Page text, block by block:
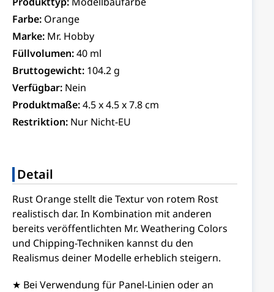
Farbe: Orange
Marke: Mr. Hobby
Füllvolumen:40 ml
Bruttogewicht: 104.2 g
Verfügbar: Nein
Produktmaße:4.5 x 4.5 x 7.8 cm
Restriktion: Nur Nicht-EU
Detail
Rust Orange stellt die Textur von rotem Rost
realistisch dar. In Kombination mit anderen
bereits veröffentlichten Mr. Weathering Colors
und Chipping-Techniken kannst du den
Realismus deiner Modelle erheblich steigern.
★ Bei Verwendung für Panel-Linien oder an